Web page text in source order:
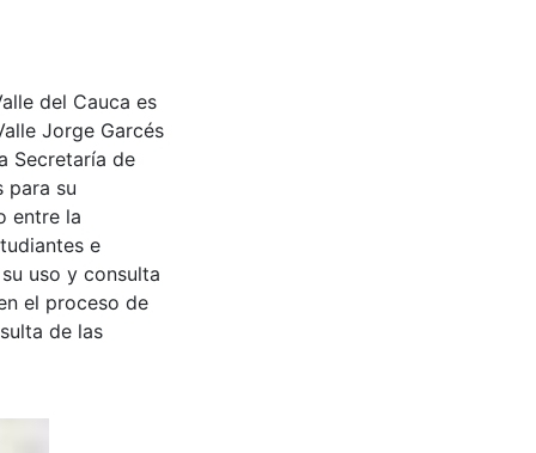
del Cauca es
Jorge Garcés
Secretaría de
para su
entre la
e
uso y consulta
el proceso de
de las